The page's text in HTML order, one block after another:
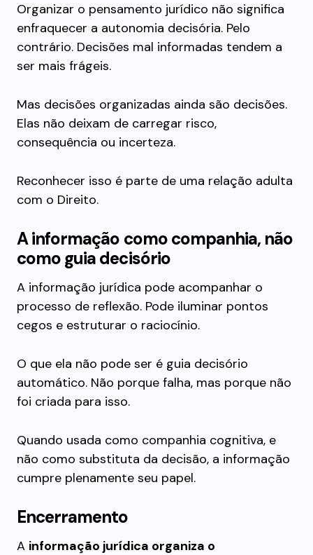
Organizar o pensamento jurídico não significa
enfraquecer a autonomia decisória. Pelo
contrário. Decisões mal informadas tendem a
ser mais frágeis.
Mas decisões organizadas ainda são decisões.
Elas não deixam de carregar risco,
consequência ou incerteza.
Reconhecer isso é parte de uma relação adulta
com o Direito.
A informação como companhia, não
como guia decisório
A informação jurídica pode acompanhar o
processo de reflexão. Pode iluminar pontos
cegos e estruturar o raciocínio.
O que ela não pode ser é guia decisório
automático. Não porque falha, mas porque não
foi criada para isso.
Quando usada como companhia cognitiva, e
não como substituta da decisão, a informação
cumpre plenamente seu papel.
Encerramento
A informação jurídica organiza o